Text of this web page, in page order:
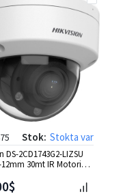
Stok: Stokta var
DS-2CD1743G2-LIZSU
12mm 30mt IR Motorize